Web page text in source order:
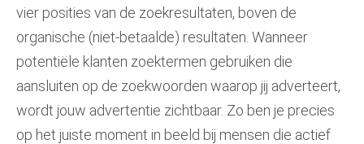
vier posities van de zoekresultaten, boven de
organische (niet-betaalde) resultaten. Wanneer
potentiële klanten zoektermen gebruiken die
aansluiten op de zoekwoorden waarop jij adverteert,
wordt jouw advertentie zichtbaar. Zo ben je precies
op het juiste moment in beeld bij mensen die actief